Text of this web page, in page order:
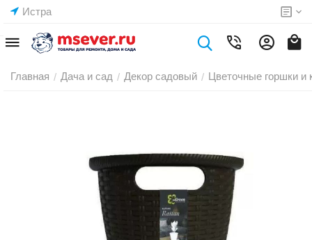
Истра
Главная / Дача и сад / Декор садовый / Цветочные горшки и